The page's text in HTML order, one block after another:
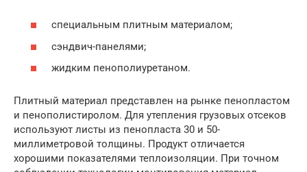
специальным плитным материалом;
сэндвич-панелями;
жидким пенополиуретаном.
Плитный материал представлен на рынке пенопластом
и пенополистиролом. Для утепления грузовых отсеков
используют листы из пенопласта 30 и 50-
миллиметровой толщины. Продукт отличается
хорошими показателями теплоизоляции. При точном